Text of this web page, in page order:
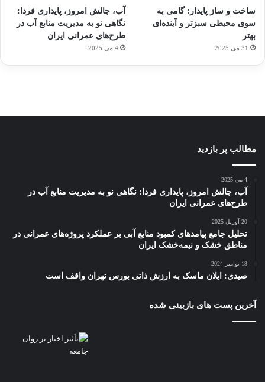
ساخت و ساز پایدار: گامی به
سوی محیطی سبزتر و آینده‌ای
بهتر
31 می 2025
آب، چالش امروز، پایداری فردا:
نگاهی نو به مدیریت منابع آب در
طرح‌های عمرانی ایران
4 می 2025
برای
کشف
توسط
ژاکت
در
مجازی
…
توسط
با
ساعت
هوشمند
با طعم
توسط
ژاکت
در
های
2023
توسط
ژاکت
مطالب پر بازدید
4 می 2025
آب، چالش امروز، پایداری فردا: نگاهی نو به مدیریت منابع آب در
طرح‌های عمرانی ایران
20 آوریل 2025
تحلیل جامع پیامدهای کمبود منابع آبی بر عملکرد پروژه‌های عمرانی در
مناطق خشک و نیمه‌خشک ایران
18 نوامبر 2024
صیدی: ایلان ماسک به ارزش ذاتی بورس تهران واقف است
آخرین پست های بازبینی شده